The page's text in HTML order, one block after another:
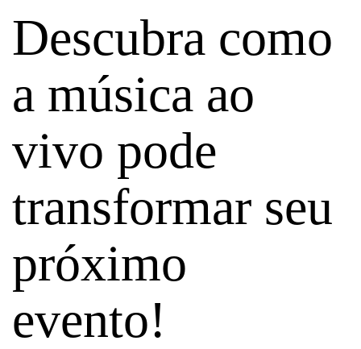
Descubra como
a música ao
vivo pode
transformar seu
próximo
evento!